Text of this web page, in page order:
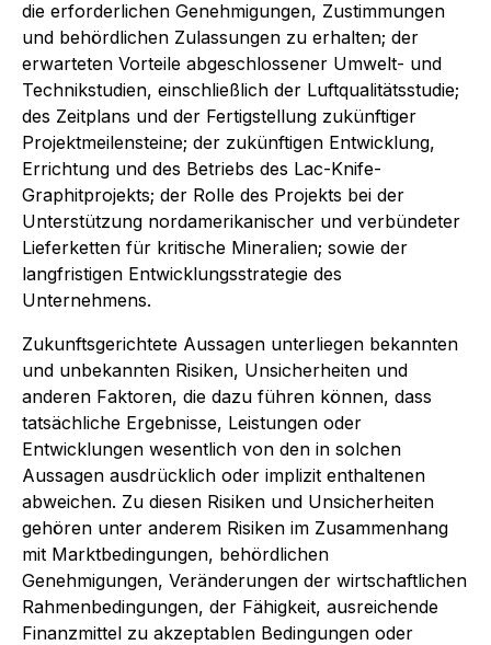
die erforderlichen Genehmigungen, Zustimmungen
und behördlichen Zulassungen zu erhalten; der
erwarteten Vorteile abgeschlossener Umwelt- und
Technikstudien, einschließlich der Luftqualitätsstudie;
des Zeitplans und der Fertigstellung zukünftiger
Projektmeilensteine; der zukünftigen Entwicklung,
Errichtung und des Betriebs des Lac-Knife-
Graphitprojekts; der Rolle des Projekts bei der
Unterstützung nordamerikanischer und verbündeter
Lieferketten für kritische Mineralien; sowie der
langfristigen Entwicklungsstrategie des
Unternehmens.
Zukunftsgerichtete Aussagen unterliegen bekannten
und unbekannten Risiken, Unsicherheiten und
anderen Faktoren, die dazu führen können, dass
tatsächliche Ergebnisse, Leistungen oder
Entwicklungen wesentlich von den in solchen
Aussagen ausdrücklich oder implizit enthaltenen
abweichen. Zu diesen Risiken und Unsicherheiten
gehören unter anderem Risiken im Zusammenhang
mit Marktbedingungen, behördlichen
Genehmigungen, Veränderungen der wirtschaftlichen
Rahmenbedingungen, der Fähigkeit, ausreichende
Finanzmittel zu akzeptablen Bedingungen oder